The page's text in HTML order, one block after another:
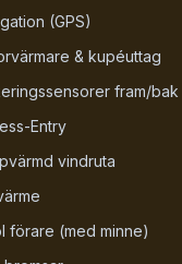
(GPS)
& kupéuttag
fram/bak
Entry
vindruta
förare (med minne)